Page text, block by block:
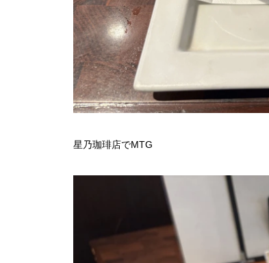
星乃珈琲店でMTG